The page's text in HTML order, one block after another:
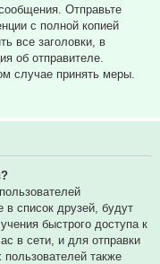
Отправьте
с полной копией
все заголовки, в
об отправителе.
случае принять меры.
список друзей, будут
быстрого доступа к
в сети, и для отправки
также